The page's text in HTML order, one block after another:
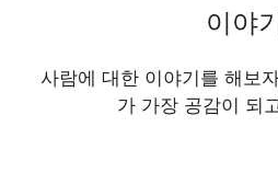
이야
사람에 대한 이야기를 해보
가 가장 공감이 되